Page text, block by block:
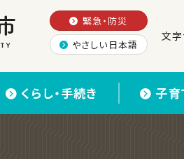
緊急・防災
やさしい日本語
文
くらし・手続き 子育